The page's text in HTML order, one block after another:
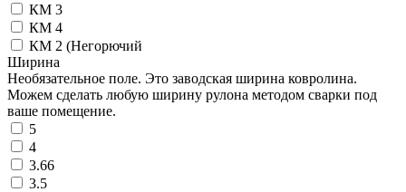
КМ 3
КМ 4
КМ 2 (Негорючий
Ширина
Необязательное поле. Это заводская ширина ковролина.
Можем сделать любую ширину рулона методом сварки под
ваше помещение.
5
4
3.66
3.5